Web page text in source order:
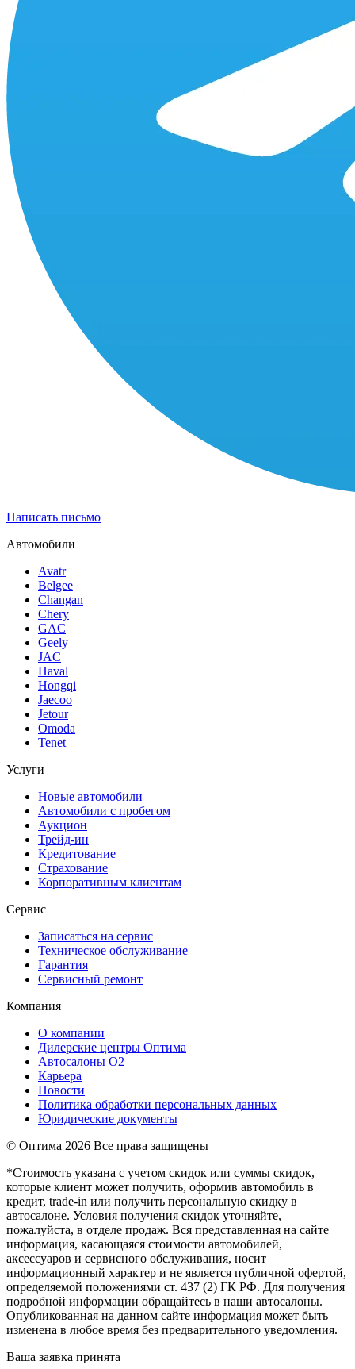
Написать письмо
Автомобили
Avatr
Belgee
Changan
Chery
GAC
Geely
JAC
Haval
Hongqi
Jaecoo
Jetour
Omoda
Tenet
Услуги
Новые автомобили
Автомобили с пробегом
Аукцион
Трейд-ин
Кредитование
Страхование
Корпоративным клиентам
Сервис
Записаться на сервис
Техническое обслуживание
Гарантия
Сервисный ремонт
Компания
О компании
Дилерские центры Оптима
Автосалоны О2
Карьера
Новости
Политика обработки персональных данных
Юридические документы
© Оптима 2026 Все права защищены
*Стоимость указана с учетом скидок или суммы скидок,
которые клиент может получить, оформив автомобиль в
кредит, trade-in или получить персональную скидку в
автосалоне. Условия получения скидок уточняйте,
пожалуйста, в отделе продаж. Вся представленная на сайте
информация, касающаяся стоимости автомобилей,
аксессуаров и сервисного обслуживания, носит
информационный характер и не является публичной офертой,
определяемой положениями ст. 437 (2) ГК РФ. Для получения
подробной информации обращайтесь в наши автосалоны.
Опубликованная на данном сайте информация может быть
изменена в любое время без предварительного уведомления.
Ваша заявка принята